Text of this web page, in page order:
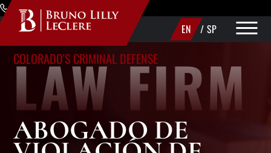
Skip to Main Content
(720) 340-1373
PRACTICE AREAS
ABOUT
AREAS WE SERVE
EN / SP
COLORADO'S CRIMINAL DEFENSE
LAW FIRM
ABOGADO DE